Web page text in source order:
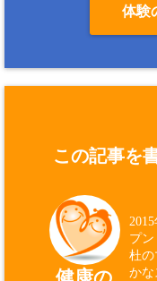
体験
この記事を
プ
杜
か